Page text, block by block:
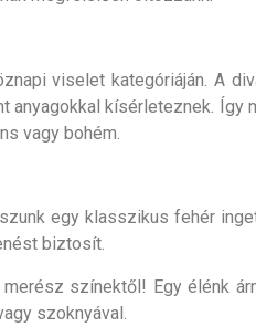
viselet kategóriáján. A
anyagokkal kísérleteznek. Így
vagy bohém.
egy klasszikus fehér
biztosít.
színektől! Egy élénk
szoknyával.